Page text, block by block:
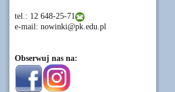
tel.: 12 648-25-71
e-mail: nowinki@pk.edu.pl
Obserwuj nas na: